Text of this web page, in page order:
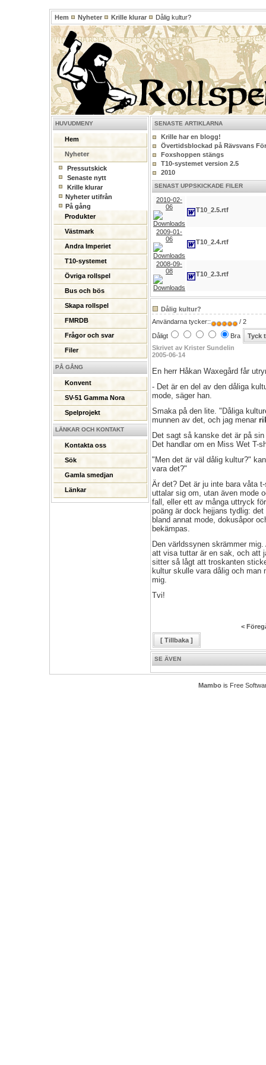
Hem Nyheter Krille klurar Dålig kultur?
HUVUDMENY
Hem
Nyheter
Pressutskick
Senaste nytt
Krille klurar
Nyheter utifrån
På gång
Produkter
Västmark
Andra Imperiet
T10-systemet
Övriga rollspel
Bus och bös
Skapa rollspel
FMRDB
Frågor och svar
Filer
PÅ GÅNG
Konvent
SV-51 Gamma Nora
Spelprojekt
LÄNKAR OCH KONTAKT
Kontakta oss
Sök
Gamla smedjan
Länkar
SENASTE ARTIKLARNA
Krille har en blogg!
Övertidsblockad på Rävsvans
Foxshoppen stängs
T10-systemet version 2.5
2010
SENAST UPPSKICKADE FILER
2010-02-
06
T10_2.5.rtf
2009-01-
06
T10_2.4.rtf
2008-09-
08
T10_2.3.rtf
Dålig kultur?
Användarna tycker::
/ 2
Dåligt
Bra
Skrivet av Krister Sundelin
2005-06-14
En herr Håkan Waxegård får
- Det är en del av den dåliga
mode, säger han.
Smaka på den lite. "Dåliga
munnen av det, och jag menar
Det sagt så kanske det är på
Det handlar om en Miss Wet T-
"Men det är väl dålig kultur?"
vara det?"
Är det? Det är ju inte bara våta
uttalar sig om, utan även mode
fall, eller ett av många uttryck
poäng är dock hejjans tydlig:
bland annat mode, dokusåpor
bekämpas.
Den världssynen skrämmer
att visa tuttar är en sak, och att
sitter så lågt att troskanten
kultur skulle vara dålig och man
mig.
Tvi!
<
[ Tillbaka ]
SE ÄVEN
Mambois Free